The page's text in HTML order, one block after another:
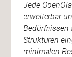
Jede
erweiterbar
Bedürfnissen
Strukturen
minimalen